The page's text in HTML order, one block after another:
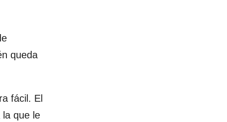
queda
fácil. El
la que le